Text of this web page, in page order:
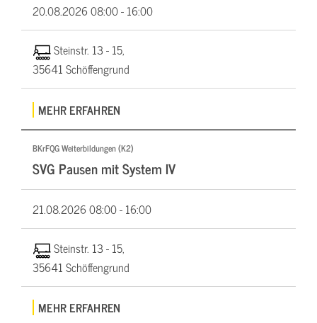
20.08.202608:00 - 16:00
Steinstr. 13 - 15,
35641 Schöffengrund
MEHR ERFAHREN
BKrFQG Weiterbildungen (K2)
SVG Pausen mit System IV
21.08.202608:00 - 16:00
Steinstr. 13 - 15,
35641 Schöffengrund
MEHR ERFAHREN